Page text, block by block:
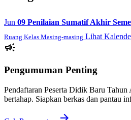
Jun 09 Penilaian Sumatif Akhir
Ruang Kelas Masing-masing Lihat
campaign
Pengumuman Penting
Pendaftaran Peserta Didik Baru
bertahap. Siapkan berkas dan pantau